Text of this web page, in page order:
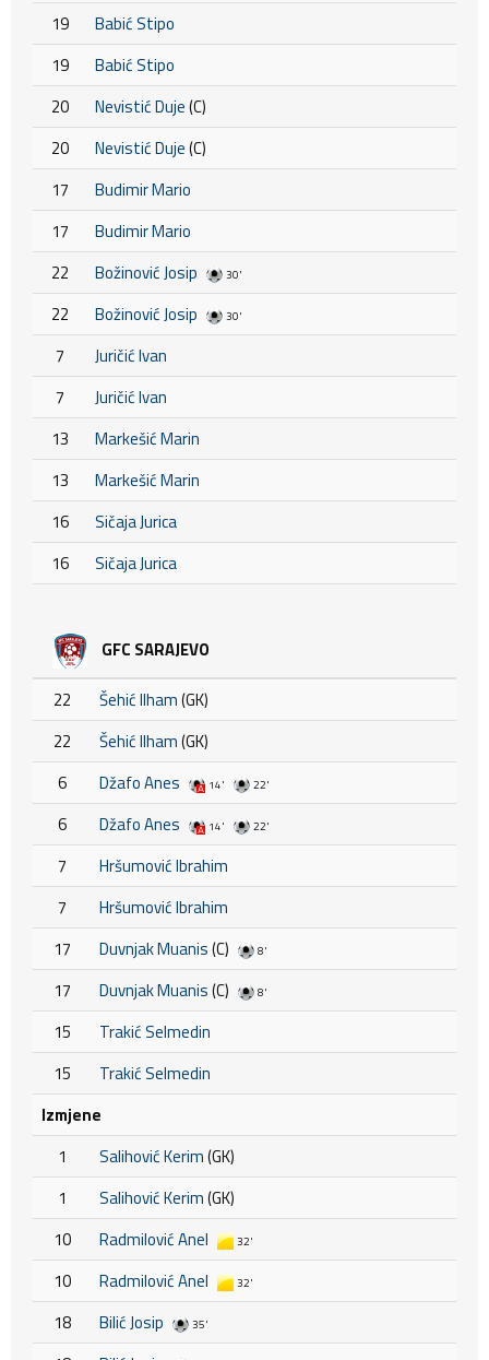
19
Babić Stipo
19
Babić Stipo
20
Nevistić Duje(C)
20
Nevistić Duje(C)
17
Budimir Mario
17
Budimir Mario
22
Božinović Josip 30'
22 Božinović Josip 30'
7
Juričić Ivan
7
Juričić Ivan
13
Markešić Marin
13
Markešić Marin
16
Sičaja Jurica
16
Sičaja Jurica
GFC SARAJEVO
22 Šehić Ilham(GK)
22
Šehić Ilham(GK)
6
Džafo Anes 14' 22'
6 Džafo Anes 14' 22'
7
Hršumović Ibrahim
7
Hršumović Ibrahim
17
Duvnjak Muanis(C) 8'
17 Duvnjak Muanis(C) 8'
15
Trakić Selmedin
15
Trakić Selmedin
Izmjene
1
Salihović Kerim(GK)
1
Salihović Kerim(GK)
10
Radmilović Anel 32'
10 Radmilović Anel 32'
18 Bilić Josip 35'